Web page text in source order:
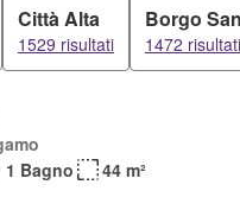
Città Alta
1529 risultati
Borgo
1472 risultati
1 Bagno
44 m²